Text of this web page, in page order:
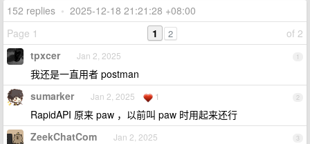
152 replies • 2025-12-18 21:21:28 +08:00
Page 1
of 2
1 2
1
tpxcer Jan 2, 2025
我还是一直用者 postman
2
sumarker Jan 2, 2025 1
RapidAPI 原来 paw ，以前叫 paw 时用起来还行
3
ZeekChatCom Jan 2, 2025